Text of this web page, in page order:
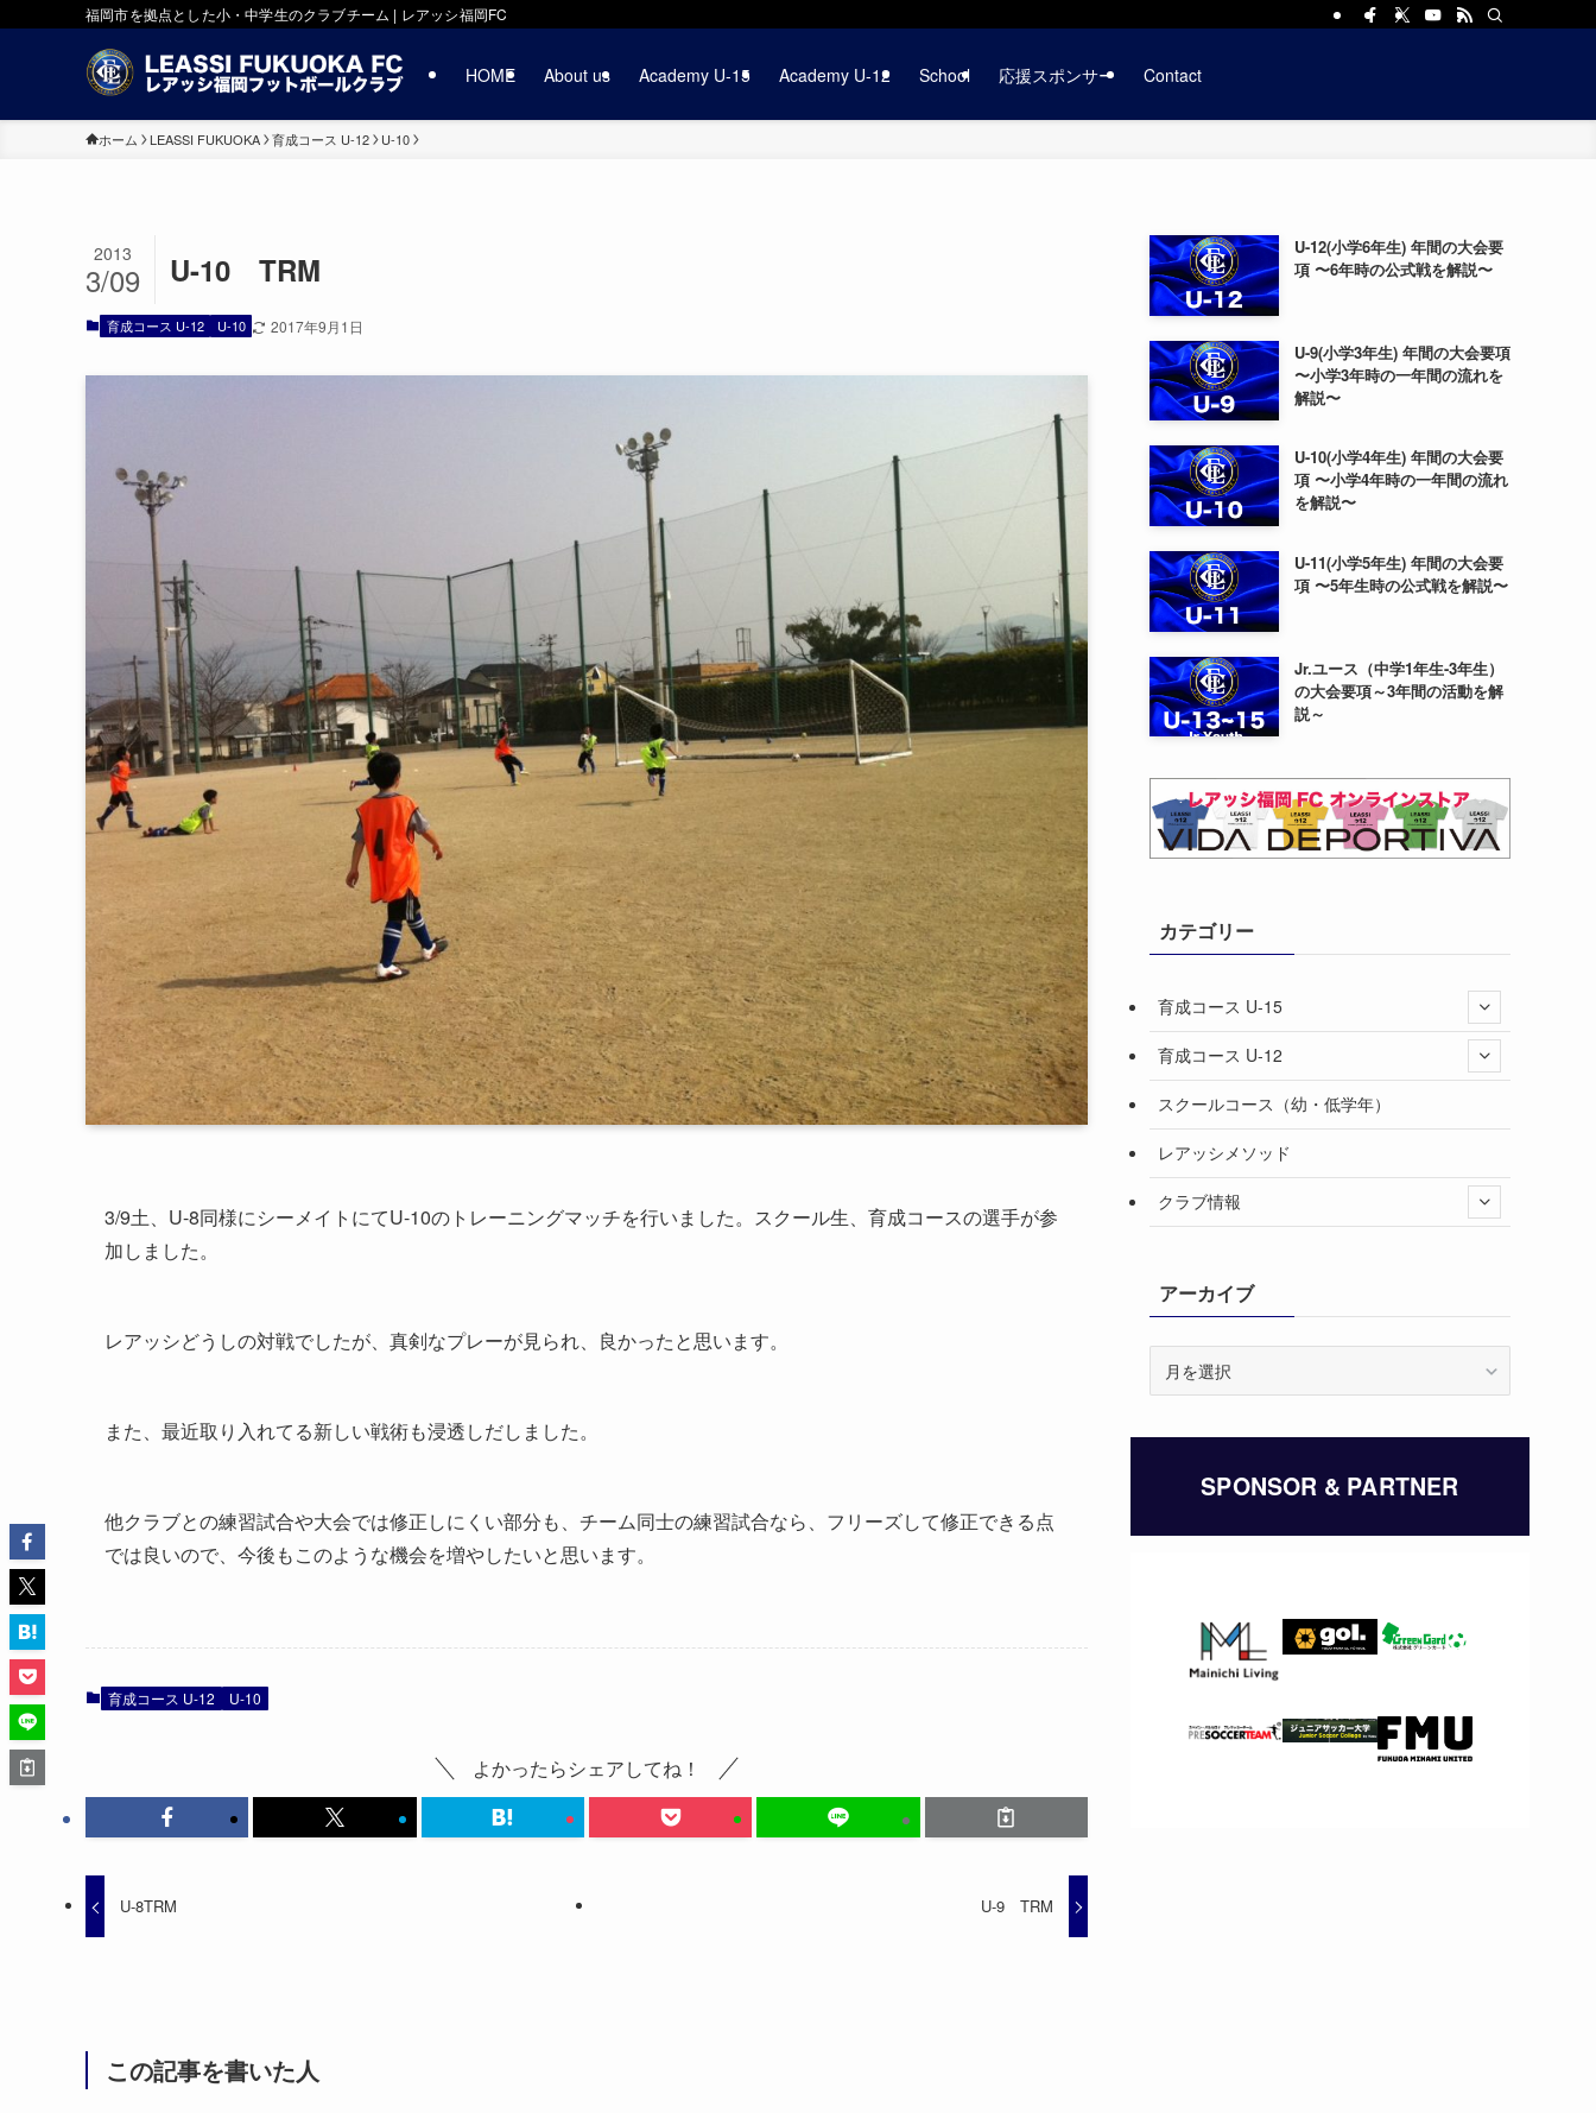
福岡市を拠点とした小・中学生のクラブチーム | レアッシ福岡FC
HOME About us Academy U-15 Academy U-12 School 応援スポンサー Contact
ホーム LEASSI FUKUOKA 育成コース U-12 U-10
U-10 TRM
2013
3/09
育成コース U-12 U-10 2017年9月1日
3/9土、U-8同様にシーメイトにてU-10のトレーニングマッチを行いました。スクール生、育成コースの選手が参
加しました。
レアッシどうしの対戦でしたが、真剣なプレーが見られ、良かったと思います。
また、最近取り入れてる新しい戦術も浸透しだしました。
他クラブとの練習試合や大会では修正しにくい部分も、チーム同士の練習試合なら、フリーズして修正できる点
では良いので、今後もこのような機会を増やしたいと思います。
育成コース U-12 U-10
よかったらシェアしてね！
U-8TRM U-9 TRM
この記事を書いた人
U-12(小学6年生) 年間の大会要
項 〜6年時の公式戦を解説〜
U-9(小学3年生) 年間の大会要項
〜小学3年時の一年間の流れを
解説〜
U-10(小学4年生) 年間の大会要
項 〜小学4年時の一年間の流れ
を解説〜
U-11(小学5年生) 年間の大会要
項 〜5年生時の公式戦を解説〜
Jr.ユース（中学1年生-3年生）
の大会要項～3年間の活動を解
説～
カテゴリー
育成コース U-15
育成コース U-12
スクールコース（幼・低学年）
レアッシメソッド
クラブ情報
アーカイブ
イ
SPONSOR & PARTNER